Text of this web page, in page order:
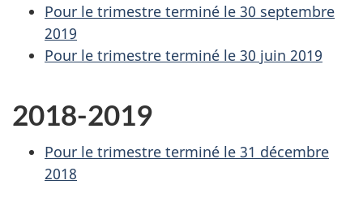
Pour le trimestre terminé le 30 septembre
2019
Pour le trimestre terminé le 30 juin 2019
2018-2019
Pour le trimestre terminé le 31 décembre
2018